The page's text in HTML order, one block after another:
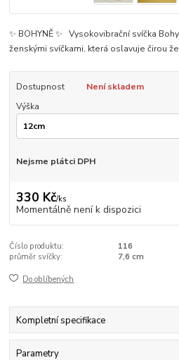
✨ BOHYNĚ ✨ Vysokovibrační svíčka
ženskými svíčkami, která oslavuje čirou
Dostupnost
Není skladem
Výška
Nejsme plátci DPH
330 Kč/ks
Momentálně není k dispozici
Číslo produktu:
116
průměr svíčky:
7,6 cm
Do oblíbených
Kompletní specifikace
Parametry